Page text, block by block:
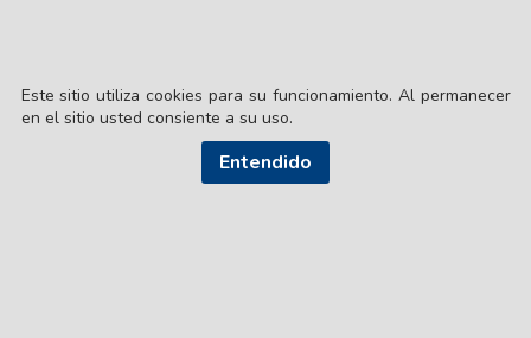
Este sitio utiliza cookies para su funcionamiento. Al permanecer
en el sitio usted consiente a su uso.
Entendido